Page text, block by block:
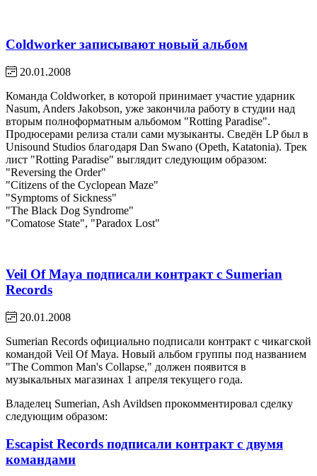
Coldworker записывают новый альбом
20.01.2008
Команда Coldworker, в которой принимает участие ударник
Nasum, Anders Jakobson, уже закончила работу в студии над
вторым полноформатным альбомом "Rotting Paradise".
Продюсерами релиза стали сами музыканты. Сведён LP был в
Unisound Studios благодаря Dan Swano (Opeth, Katatonia). Трек
лист "Rotting Paradise" выглядит следующим образом:
"Reversing the Order"
"Citizens of the Cyclopean Maze"
"Symptoms of Sickness"
"The Black Dog Syndrome"
"Comatose State", "Paradox Lost"
Veil Of Maya подписали контракт с Sumerian
Records
20.01.2008
Sumerian Records официально подписали контракт с чикагской
командой Veil Of Maya. Новый альбом группы под названием
"The Common Man's Collapse," должен появится в
музыкальных магазинах 1 апреля текущего года.
Владелец Sumerian, Ash Avildsen прокомментировал сделку
следующим образом:
Escapist Records подписали контракт с двумя
командами